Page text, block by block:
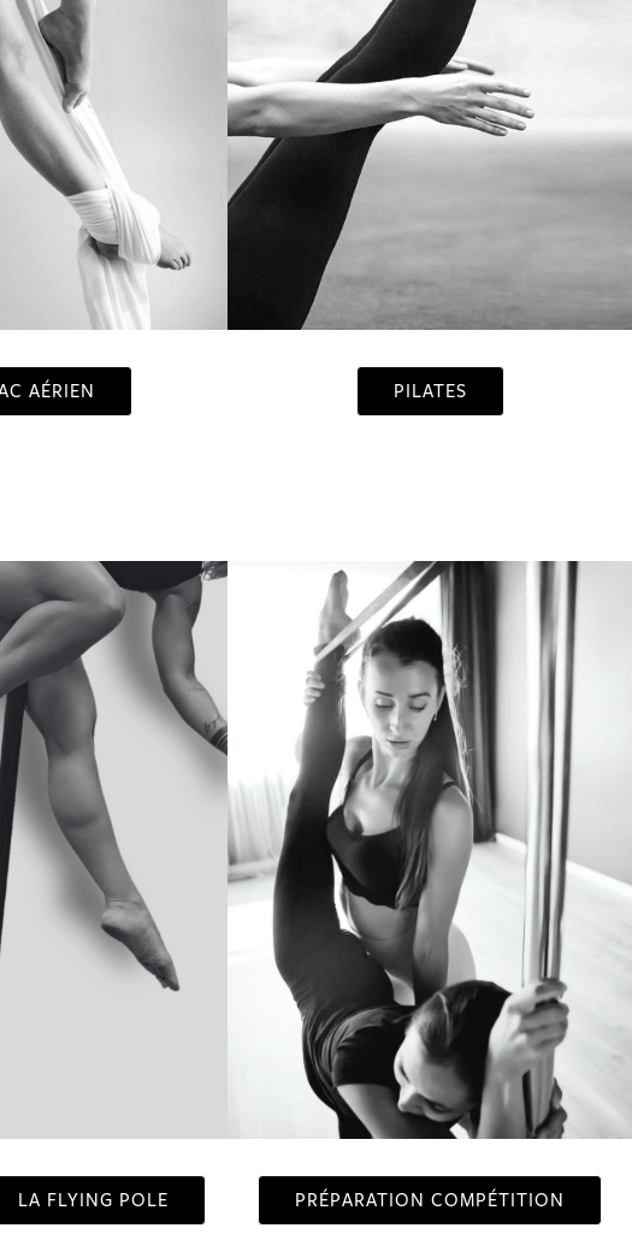
AÉRIEN PILATES
LA FLYING POLE PRÉPARATION COMPÉTITION